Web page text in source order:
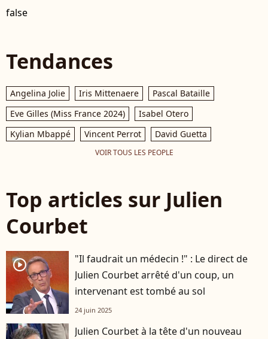
false
Tendances
Angelina Jolie Iris Mittenaere
Pascal Bataille
Eve Gilles (Miss France 2024)
Isabel Otero
Kylian Mbappé
Vincent Perrot David Guetta
VOIR TOUS LES PEOPLE
Top articles sur Julien
Courbet
player2
"Il faudrait un médecin !" : Le direct de
Julien Courbet arrêté d'un coup, un
intervenant est tombé au sol
24 juin 2025
Julien Courbet à la tête d'un nouveau